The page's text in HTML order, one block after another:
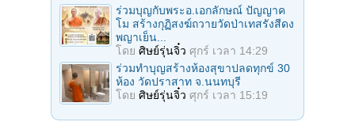
ร่วมบุญกับพระอ.เอกลักษณ์ ปัญญาค
โม สร้างกุฏิสงฆ์ถวายวัดป่าเทสรังสีดง
พญาเย็น...
โดย ศิษย์รุ่นจิ๋ว ศุกร์ เวลา 14:29
ร่วมทําบุญสร้างห้องสุขาปลดทุกข์ 30
ห้อง วัดปราสาท จ.นนทบุรี
โดย ศิษย์รุ่นจิ๋ว ศุกร์ เวลา 15:19